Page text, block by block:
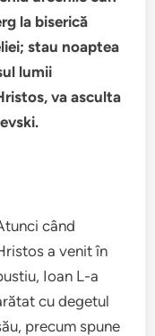
la biserică
stau noaptea
lumii
va asculta
când
a venit în
Ioan L-a
cu degetul
precum spune